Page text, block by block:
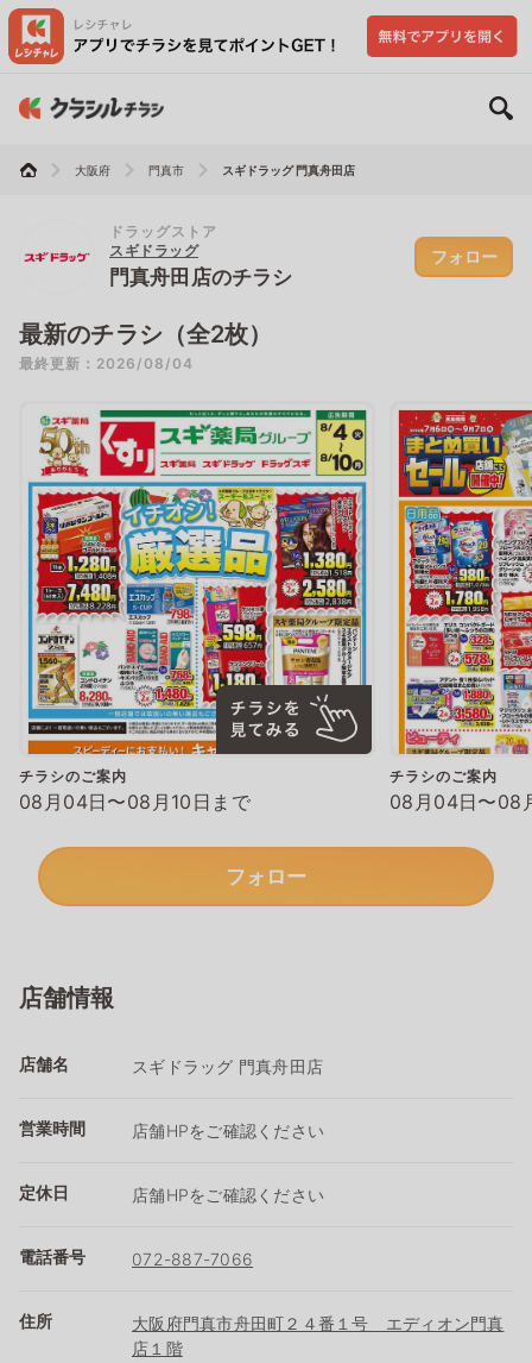
大阪府 門真市 スギドラッグ 門真舟田店
ドラッグストア
スギドラッグ
門真舟田店のチラシ
フォロー
最新のチラシ（全2枚）
最終更新：2026/08/04
チラシのご案内
08月04日〜08月10日まで
チラシのご案内
08月04日〜08
フォロー
店舗情報
店舗名 スギドラッグ 門真舟田店
営業時間 店舗HPをご確認ください
定休日 店舗HPをご確認ください
電話番号 072-887-7066
住所
大阪府門真市舟田町２４番１号 エディオン門真
店１階